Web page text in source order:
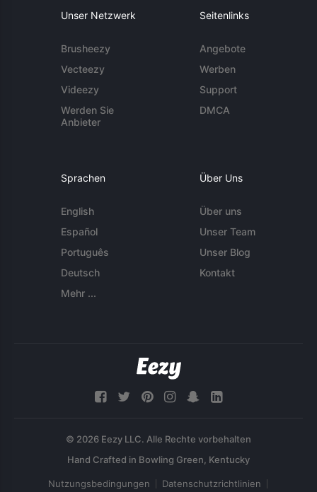
Unser Netzwerk
Brusheezy
Vecteezy
Videezy
Werden Sie
Anbieter
Seitenlinks
Angebote
Werben
Support
DMCA
Sprachen
English
Español
Português
Deutsch
Mehr ...
Über Uns
Über uns
Unser Team
Unser Blog
Kontakt
© 2026 Eezy LLC. Alle Rechte vorbehalten
Nutzungsbedingungen Datenschutzrichtlinien